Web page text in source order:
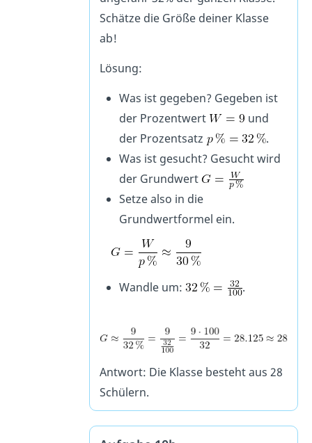
Schätze die Größe deiner Klasse
ab!
Lösung:
Was ist gegeben? Gegeben ist
der Prozentwert
und
der Prozentsatz
.
Was ist gesucht? Gesucht wird
der Grundwert
Setze also in die
Grundwertformel ein.
Wandle um: .
Antwort: Die Klasse besteht aus 28
Schülern.